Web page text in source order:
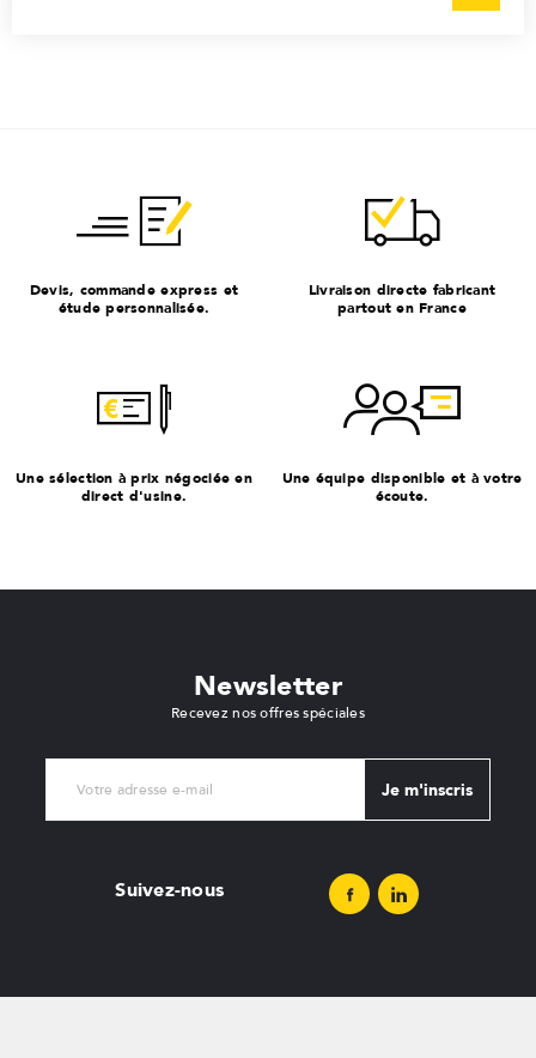
Devis, commande express et
étude personnalisée.
Livraison directe fabricant
partout en France
Une sélection à prix négociée en
direct d'usine.
Une équipe disponible et à votre
écoute.
Newsletter
Recevez nos offres spéciales
Je m'inscris
Suivez-nous